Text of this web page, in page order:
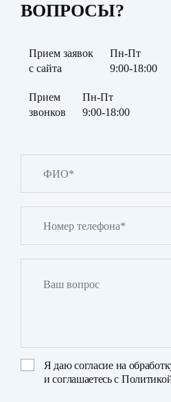
ВОПРОСЫ?
Прием заявок
с сайта
Пн-Пт
9:00-18:00
Прием
звонков
Пн-Пт
9:00-18:00
Я даюсогласие на
и соглашаетесь с